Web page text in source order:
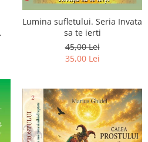
Lumina sufletului. Seria Invata
sa te ierti
45,00 Lei
35,00 Lei